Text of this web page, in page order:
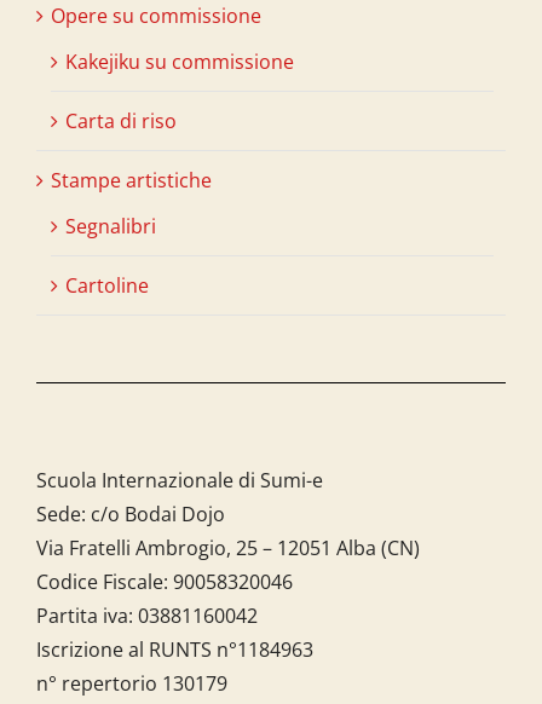
Opere su commissione
Kakejiku su commissione
Carta di riso
Stampe artistiche
Segnalibri
Cartoline
Scuola Internazionale di Sumi-e
Sede: c/o Bodai Dojo
Via Fratelli Ambrogio, 25 – 12051 Alba (CN)
Codice Fiscale: 90058320046
Partita iva: 03881160042
Iscrizione al RUNTS n°1184963
n° repertorio 130179